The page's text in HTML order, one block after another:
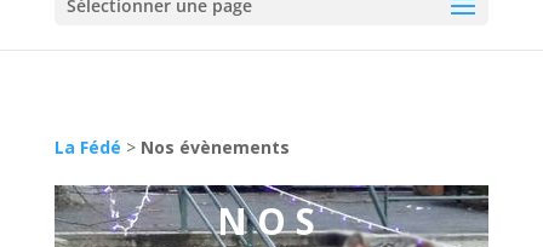
Sélectionner une page
La Fédé > Nos évènements
NOS